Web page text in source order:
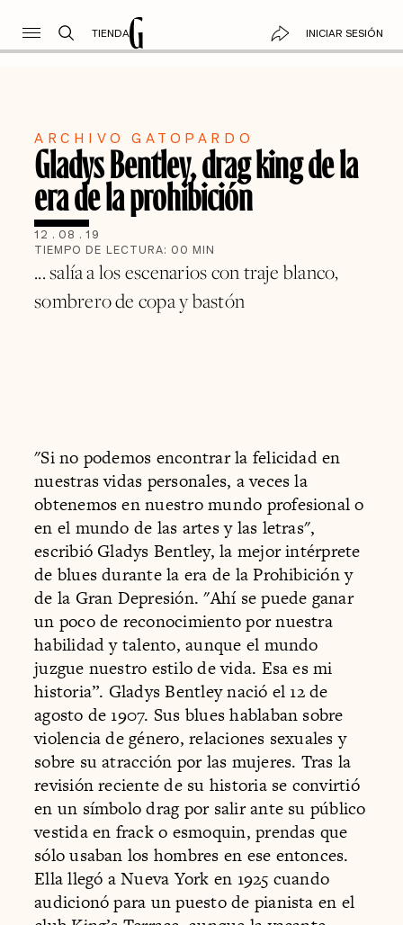
TIENDA INICIAR SESIÓN
ARCHIVO GATOPARDO
Gladys Bentley, drag king de la
era de la prohibición
12 . 08 . 19
TIEMPO DE LECTURA: 00 MIN
... salía a los escenarios con traje blanco,
sombrero de copa y bastón
"Si no podemos encontrar la felicidad en
nuestras vidas personales, a veces la
obtenemos en nuestro mundo profesional o
en el mundo de las artes y las letras",
escribió Gladys Bentley, la mejor intérprete
de blues durante la era de la Prohibición y
de la Gran Depresión. "Ahí se puede ganar
un poco de reconocimiento por nuestra
habilidad y talento, aunque el mundo
juzgue nuestro estilo de vida. Esa es mi
historia”. Gladys Bentley nació el 12 de
agosto de 1907. Sus blues hablaban sobre
violencia de género, relaciones sexuales y
sobre su atracción por las mujeres. Tras la
revisión reciente de su historia se convirtió
en un símbolo drag por salir ante su público
vestida en frack o esmoquin, prendas que
sólo usaban los hombres en ese entonces.
Ella llegó a Nueva York en 1925 cuando
audicionó para un puesto de pianista en el